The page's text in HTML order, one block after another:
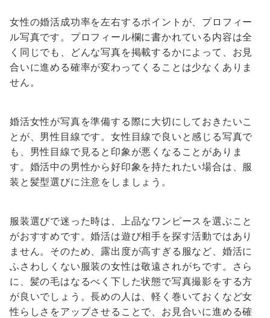
女性の婚活成功率を左右するポイントが、プロフィー
ル写真です。プロフィール欄に書かれている内容は全
く同じでも、どんな写真を掲載するかによって、お見
合いに進める確率が変わってくることは少なくありま
せん。
婚活女性が写真を準備する際に大切にしておきたいこ
とが、男性目線です。女性目線で良いと感じる写真で
も、男性目線で見ると印象が悪くなることがありま
す。婚活中の男性から好印象を持たれたい場合は、服
装と髪型選びに注意をしましょう。
服装選びで迷った時は、上品なワンピースを選ぶこと
がおすすめです。婚活は遊び相手を探す活動ではあり
ません。そのため、露出度が高すぎる服など、婚活に
ふさわしくない服装の女性は敬遠されがちです。さら
に、髪の毛はなるべく下した状態で写真撮影をする方
が良いでしょう。長めの人は、軽く巻いておくなど女
性らしさをアップさせることで、お見合いに進める確